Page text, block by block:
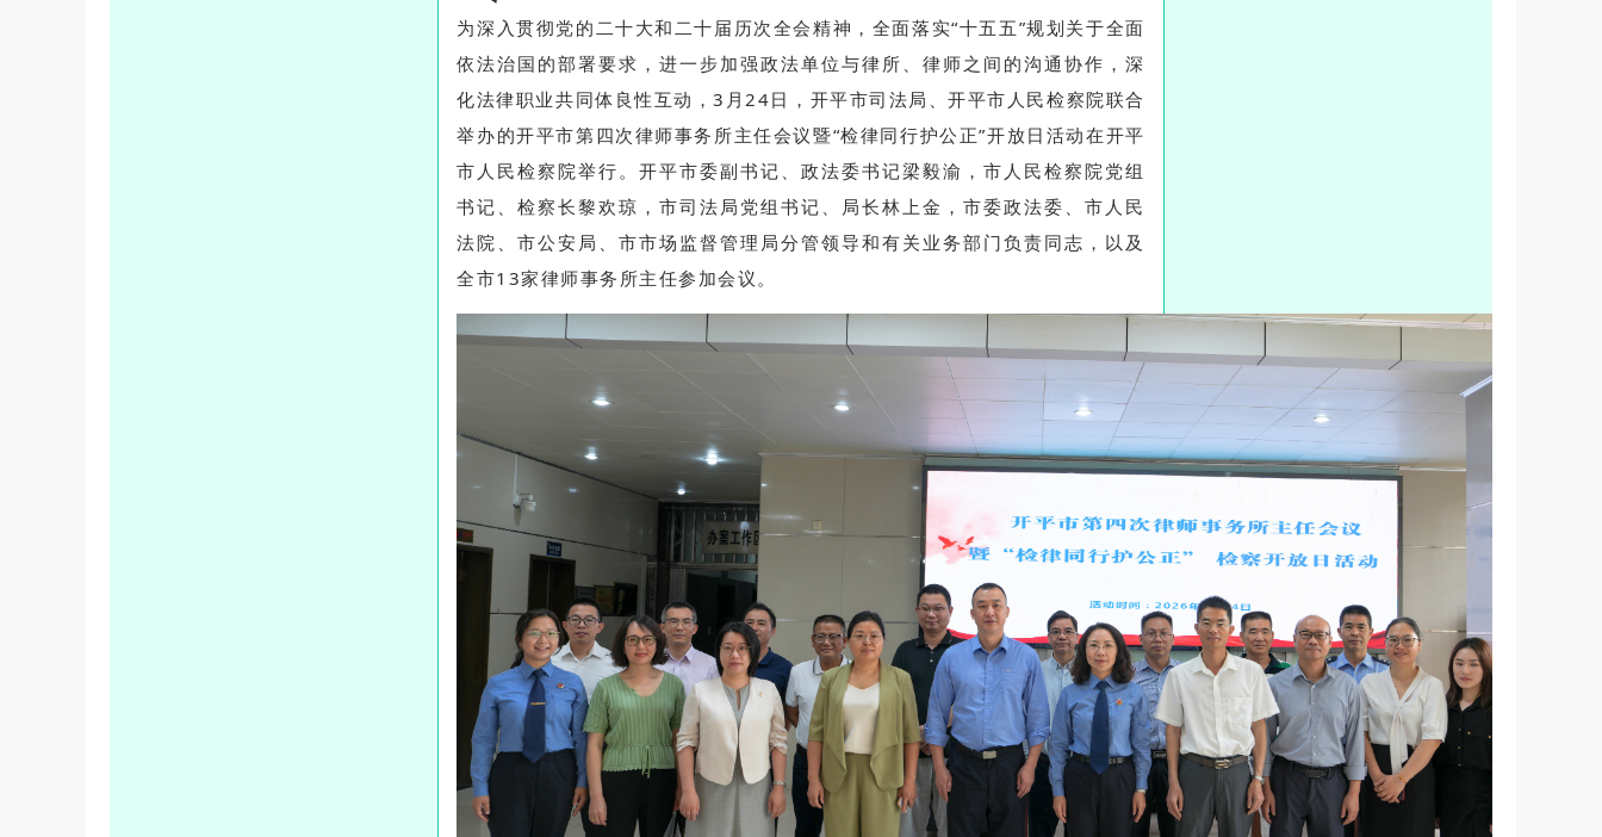
为深入贯彻党的二十大和二十届历次全会精神，全面落实“十五五”规划关于全面
依法治国的部署要求，进一步加强政法单位与律所、律师之间的沟通协作，深
化法律职业共同体良性互动，3月24日，开平市司法局、开平市人民检察院联合
举办的开平市第四次律师事务所主任会议暨“检律同行护公正”开放日活动在开平
市人民检察院举行。开平市委副书记、政法委书记梁毅渝，市人民检察院党组
书记、检察长黎欢琼，市司法局党组书记、局长林上金，市委政法委、市人民
法院、市公安局、市市场监督管理局分管领导和有关业务部门负责同志，以及
全市13家律师事务所主任参加会议。